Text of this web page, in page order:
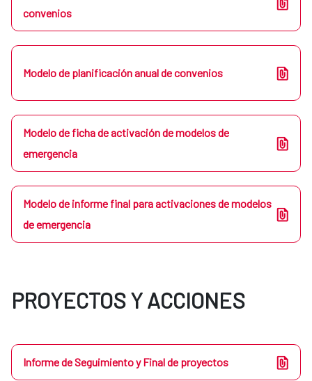
convenios
Modelo de planificación anual de convenios
Modelo de ficha de activación de modelos de
emergencia
Modelo de informe final para activaciones de modelos
de emergencia
PROYECTOS Y ACCIONES
Informe de Seguimiento y Final de proyectos